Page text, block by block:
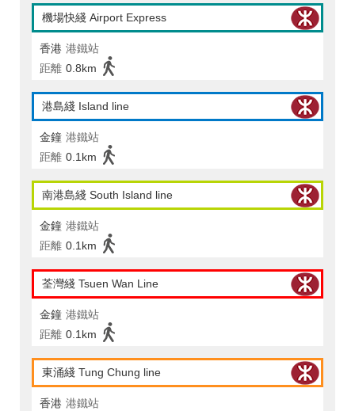
機場快綫 Airport Express
香港 港鐵站
距離 0.8km
港島綫 Island line
金鐘 港鐵站
距離 0.1km
南港島綫 South Island line
金鐘 港鐵站
距離 0.1km
荃灣綫 Tsuen Wan Line
金鐘 港鐵站
距離 0.1km
東涌綫 Tung Chung line
香港 港鐵站